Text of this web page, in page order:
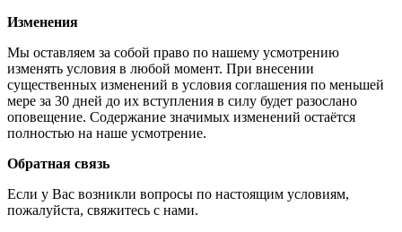
Изменения
Мы оставляем за собой право по нашему усмотрению
изменять условия в любой момент. При внесении
существенных изменений в условия соглашения по меньшей
мере за 30 дней до их вступления в силу будет разослано
оповещение. Содержание значимых изменений остаётся
полностью на наше усмотрение.
Обратная связь
Если у Вас возникли вопросы по настоящим условиям,
пожалуйста, свяжитесь с нами.